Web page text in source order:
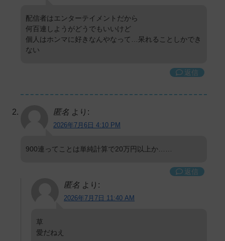
配信者はエンターテイメントだから
何百連しようがどうでもいいけど
個人はホンマに好きなんやなって…呆れることしかでき
ない
返信
匿名 より:
2026年7月6日 4:10 PM
900連ってことは単純計算で20万円以上か……
返信
匿名 より:
2026年7月7日 11:40 AM
草
愛だねえ